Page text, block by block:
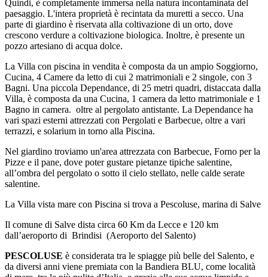
Quindi, è completamente immersa nella natura incontaminata del
paesaggio. L'intera proprietà è recintata da muretti a secco. Una
parte di giardino è riservata alla coltivazione di un orto, dove
crescono verdure a coltivazione biologica. Inoltre, è presente un
pozzo artesiano di acqua dolce.
La Villa con piscina in vendita è composta da un ampio Soggiorno,
Cucina, 4 Camere da letto di cui 2 matrimoniali e 2 singole, con 3
Bagni. Una piccola Dependance, di 25 metri quadri, distaccata dalla
Villa, è composta da una Cucina, 1 camera da letto matrimoniale e 1
Bagno in camera. oltre al pergolato antistante. La Dependance ha
vari spazi esterni attrezzati con Pergolati e Barbecue, oltre a vari
terrazzi, e solarium in torno alla Piscina.
Nel giardino troviamo un'area attrezzata con Barbecue, Forno per la
Pizze e il pane, dove poter gustare pietanze tipiche salentine,
all’ombra del pergolato o sotto il cielo stellato, nelle calde serate
salentine.
La Villa vista mare con Piscina si trova a Pescoluse, marina di Salve
Il comune di Salve dista circa 60 Km da Lecce e 120 km
dall’aeroporto di Brindisi (Aeroporto del Salento)
PESCOLUSE è considerata tra le spiagge più belle del Salento, e
da diversi anni viene premiata con la Bandiera BLU, come località